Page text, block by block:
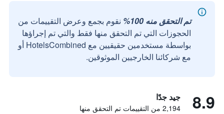
تم التحقق منه 100%
نقوم بجمع وعرض التقييمات من
الحجوزات التي تم التحقق منها فقط والتي تم إجراؤها
بواسطة مستخدمين حقيقيين مع HotelsCombined أو
مع شركائنا الخارجيين الموثوقين.
8.9 جيد جدًا
2,194 من التقييمات تم التحقق منها